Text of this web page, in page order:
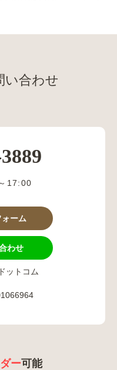
い合わせ
17:00
ーム
わせ
ットコム
ー可能